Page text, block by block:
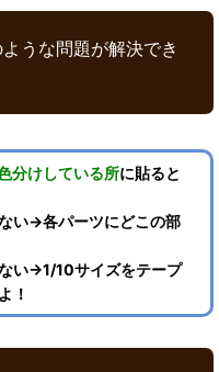
うな問題が解決でき
分けしている所に貼ると
い→各パーツにどこの部
い→1/10サイズをテープ
！